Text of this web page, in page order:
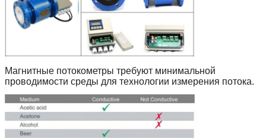
Магнитные потокометры требуют минимальной
проводимости среды для технологии измерения потока.